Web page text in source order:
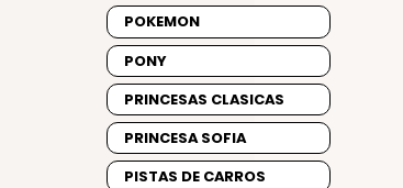
POKEMON
PONY
PRINCESAS CLASICAS
PRINCESA SOFIA
PISTAS DE CARROS